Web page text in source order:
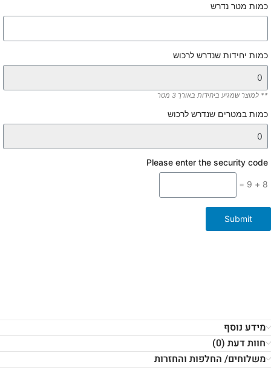
כמות מטר נדרש
כמות יחידות שנדרש לרכוש
** למוצר שמגיע ביחידות באורך 3 מטר
כמות במטרים שנדרש לרכוש
Please enter the security code
8 + 9 =
Submit
מידע נוסף
חוות דעת (0)
משלוחים/ החלפות והחזרות